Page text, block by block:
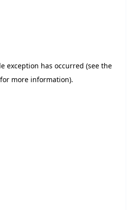
exception has occurred (see the
more information).